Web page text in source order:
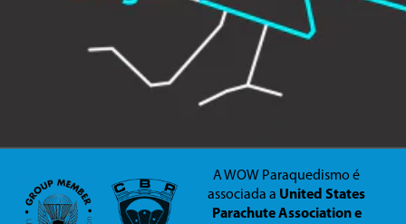
A WOW Paraquedismo é
associada a United States
Parachute Association e